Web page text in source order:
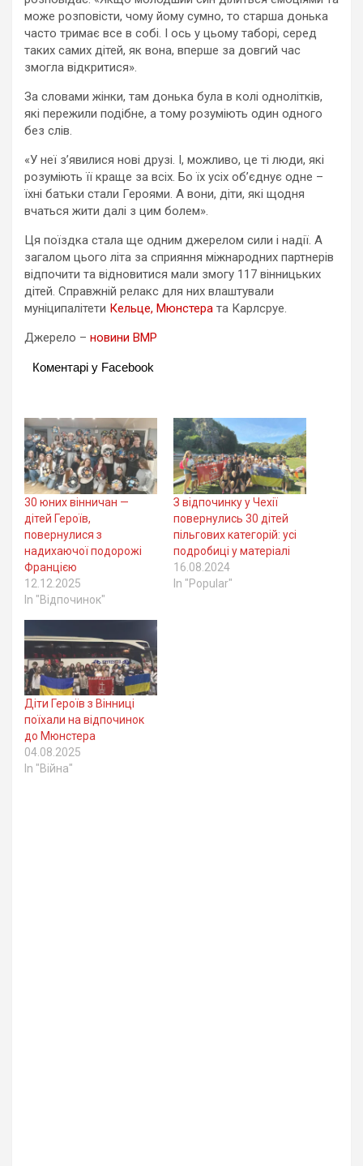
може розповісти, чому йому сумно, то старша донька
часто тримає все в собі. І ось у цьому таборі, серед
таких самих дітей, як вона, вперше за довгий час
змогла відкритися».
За словами жінки, там донька була в колі однолітків,
які пережили подібне, а тому розуміють один одного
без слів.
«У неї з’явилися нові друзі. І, можливо, це ті люди, які
розуміють її краще за всіх. Бо їх усіх об’єднує одне –
їхні батьки стали Героями. А вони, діти, які щодня
вчаться жити далі з цим болем».
Ця поїздка стала ще одним джерелом сили і надії. А
загалом цього літа за сприяння міжнародних партнерів
відпочити та відновитися мали змогу 117 вінницьких
дітей. Справжній релакс для них влаштували
муніципалітети Кельце, Мюнстера та Карлсруе.
Джерело – новини ВМР
Коментарі у Facebook
30 юних вінничан —
дітей Героїв,
повернулися з
надихаючої подорожі
Францією
12.12.2025
In "Відпочинок"
З відпочинку у Чехії
повернулись 30 дітей
пільгових категорій: усі
подробиці у матеріалі
16.08.2024
In "Popular"
Діти Героїв з Вінниці
поїхали на відпочинок
до Мюнстера
04.08.2025
In "Війна"